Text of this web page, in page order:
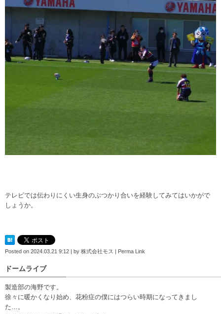
テレビでは伝わりにくい生身のぶつかり合いを経験してみてはいかがで
しょうか。
Posted on 2024.03.21 9:12 | by 株式会社モス | Perma Link
ドームライブ
製造部の海野です。
徐々に暖かくなり始め、花粉症の僕にはつらい時期になってきまし
た…。